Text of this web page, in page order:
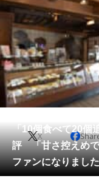
TOP
エンタメ
グルメ
住まい
動物
会員記事
メディア
注目記事を集めた総
「10個食べて20個
評 「甘さ控えめで
ファンになりまし
X